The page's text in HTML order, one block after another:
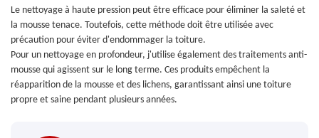
Le nettoyage à haute pression peut être efficace pour éliminer la saleté et
la mousse tenace. Toutefois, cette méthode doit être utilisée avec
précaution pour éviter d'endommager la toiture.
Pour un nettoyage en profondeur, j'utilise également des traitements anti-
mousse qui agissent sur le long terme. Ces produits empêchent la
réapparition de la mousse et des lichens, garantissant ainsi une toiture
propre et saine pendant plusieurs années.